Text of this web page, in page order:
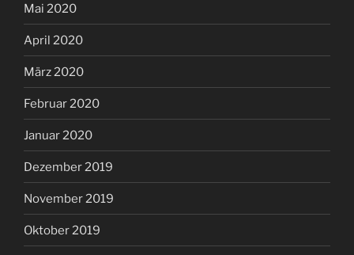
Mai 2020
April 2020
März 2020
Februar 2020
Januar 2020
Dezember 2019
November 2019
Oktober 2019